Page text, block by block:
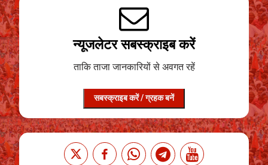
न्यूजलेटर सबस्क्राइब करें
ताकि ताजा जानकारियों से अवगत रहें
सबस्क्राइब करें / ग्रहक बनें